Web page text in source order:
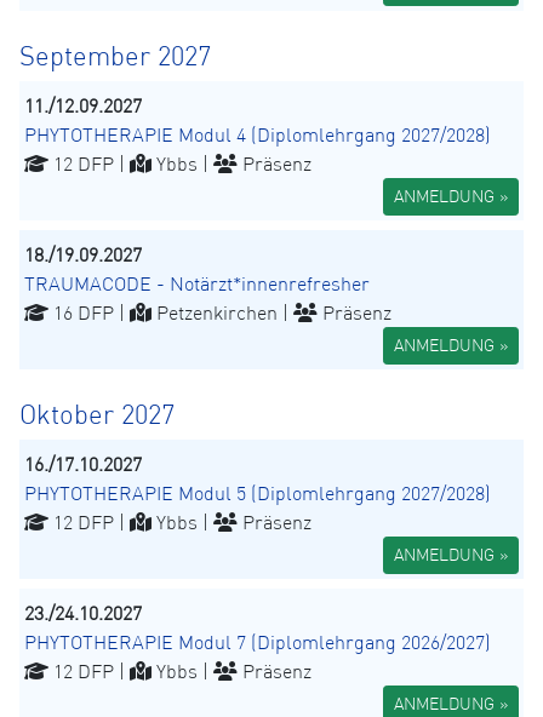
September 2027
11./12.09.2027
PHYTOTHERAPIE Modul 4 (Diplomlehrgang 2027/2028)
12 DFP |
Ybbs | Präsenz
ANMELDUNG »
18./19.09.2027
TRAUMACODE - Notärzt*innenrefresher
16 DFP |
Petzenkirchen | Präsenz
ANMELDUNG »
Oktober 2027
16./17.10.2027
PHYTOTHERAPIE Modul 5 (Diplomlehrgang 2027/2028)
12 DFP |
Ybbs | Präsenz
ANMELDUNG »
23./24.10.2027
PHYTOTHERAPIE Modul 7 (Diplomlehrgang 2026/2027)
12 DFP |
Ybbs | Präsenz
ANMELDUNG »